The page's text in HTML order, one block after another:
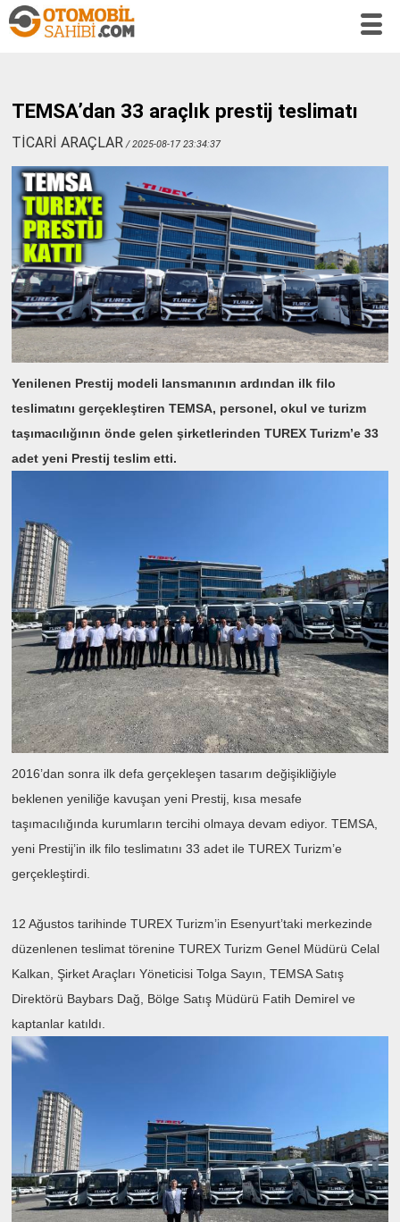
TEMSA’dan 33 araçlık prestij teslimatı
TİCARİ ARAÇLAR / 2025-08-17 23:34:37
Yenilenen Prestij modeli lansmanının ardından ilk filo
teslimatını gerçekleştiren TEMSA, personel, okul ve turizm
taşımacılığının önde gelen şirketlerinden TUREX Turizm’e 33
adet yeni Prestij teslim etti.
2016’dan sonra ilk defa gerçekleşen tasarım değişikliğiyle
beklenen yeniliğe kavuşan yeni Prestij, kısa mesafe
taşımacılığında kurumların tercihi olmaya devam ediyor. TEMSA,
yeni Prestij’in ilk filo teslimatını 33 adet ile TUREX Turizm’e
gerçekleştirdi.
12 Ağustos tarihinde TUREX Turizm’in Esenyurt’taki merkezinde
düzenlenen teslimat törenine TUREX Turizm Genel Müdürü Celal
Kalkan, Şirket Araçları Yöneticisi Tolga Sayın, TEMSA Satış
Direktörü Baybars Dağ, Bölge Satış Müdürü Fatih Demirel ve
kaptanlar katıldı.